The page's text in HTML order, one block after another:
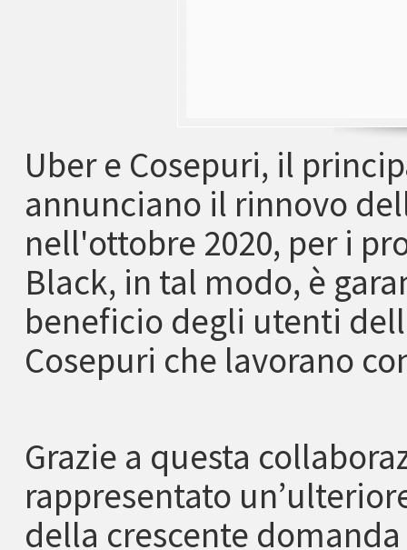
Uber e Cosepuri, il
annunciano il rinnovo
nell'ottobre 2020, per i
Black, in tal modo, è
beneficio degli utenti
Cosepuri che lavorano
Grazie a questa
rappresentato
della crescente